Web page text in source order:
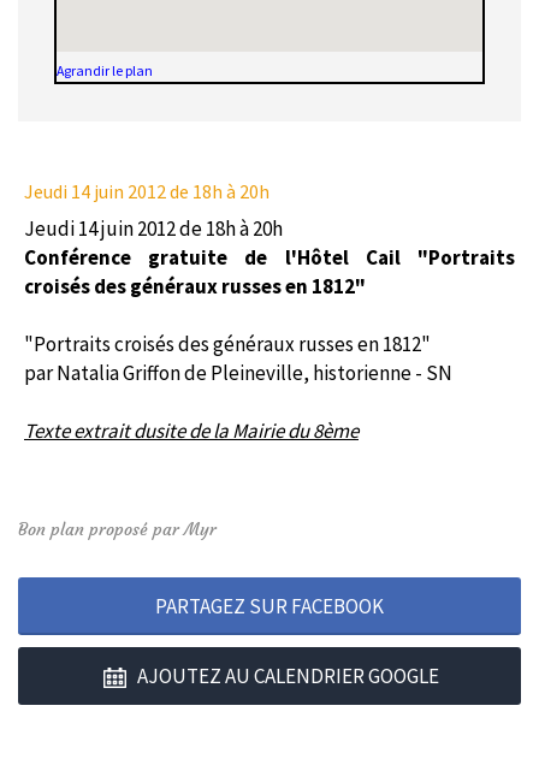
Agrandir le plan
Jeudi 14 juin 2012de 18h à 20h
Jeudi 14 juin 2012 de 18h à 20h
Conférence gratuite de l'Hôtel Cail "Portraits
croisés des généraux russes en 1812"
"Portraits croisés des généraux russes en 1812"
par Natalia Griffon de Pleineville, historienne - SN
Texte extrait dusite de la Mairie du 8ème
Bon plan proposé par Myr
PARTAGEZ SUR FACEBOOK
AJOUTEZ AU CALENDRIER GOOGLE